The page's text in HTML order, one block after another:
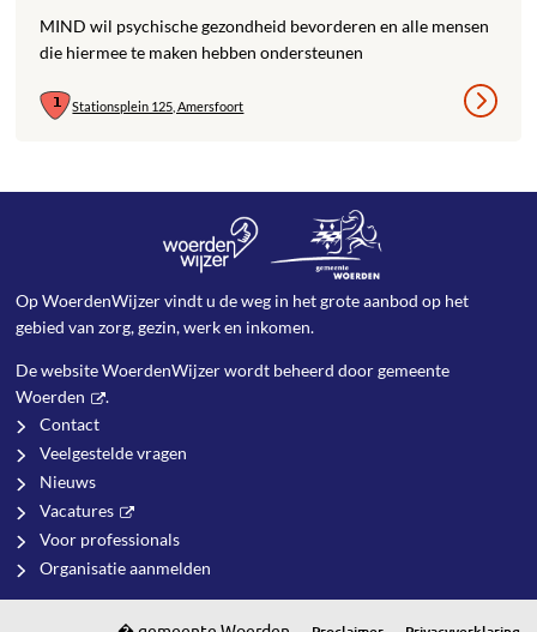
MIND wil psychische gezondheid bevorderen en alle mensen
die hiermee te maken hebben ondersteunen
Stationsplein 125, Amersfoort
Op WoerdenWijzer vindt u de weg in het grote aanbod op het
gebied van zorg, gezin, werk en inkomen.
De website WoerdenWijzer wordt beheerd doorgemeente
Woerden
.
Contact
Veelgestelde vragen
Nieuws
Vacatures
Voor professionals
Organisatie aanmelden